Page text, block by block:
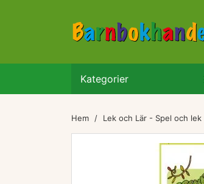
Kategorier
Hem Lek och Lär - Spel och lek